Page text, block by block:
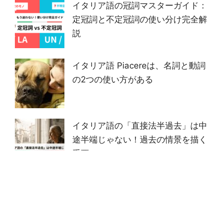
イタリア語の冠詞マスターガイド：
定冠詞と不定冠詞の使い分け完全解
説
イタリア語 Piacereは、名詞と動詞
の2つの使い方がある
イタリア語の「直接法半過去」は中
途半端じゃない！過去の情景を描く
重要ルール